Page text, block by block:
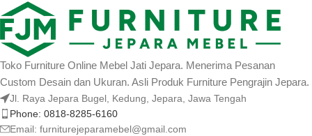
Toko Furniture Online Mebel Jati Jepara. Menerima Pesanan
Custom Desain dan Ukuran. Asli Produk Furniture Pengrajin Jepara.
Jl. Raya Jepara Bugel, Kedung, Jepara, Jawa Tengah
Phone: 0818-8285-6160
Email: furniturejeparamebel@gmail.com